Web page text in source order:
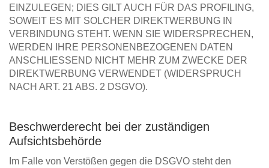
EINZULEGEN; DIES GILT AUCH FÜR DAS PROFILING,
SOWEIT ES MIT SOLCHER DIREKTWERBUNG IN
VERBINDUNG STEHT. WENN SIE WIDERSPRECHEN,
WERDEN IHRE PERSONENBEZOGENEN DATEN
ANSCHLIESSEND NICHT MEHR ZUM ZWECKE DER
DIREKTWERBUNG VERWENDET (WIDERSPRUCH
NACH ART. 21 ABS. 2 DSGVO).
Beschwerderecht bei der zuständigen
Aufsichtsbehörde
Im Falle von Verstößen gegen die DSGVO steht den